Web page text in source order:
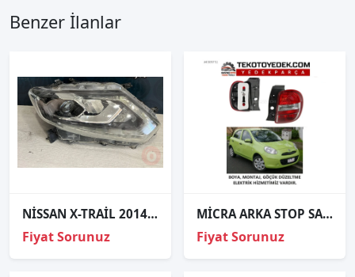
Benzer İlanlar
NİSSAN X-TRAİL 2014-2017 ORJINAL ÇIKMA SAĞ FAR
Fiyat Sorunuz
MİCRA ARKA STOP SAĞ SOL 2011 2012 2013 / KAMPANYA
Fiyat Sorunuz